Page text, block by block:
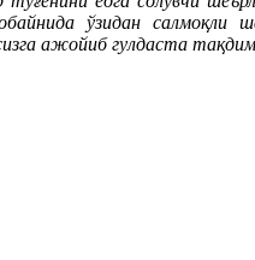
ўзидан
ажойиб гулдаста